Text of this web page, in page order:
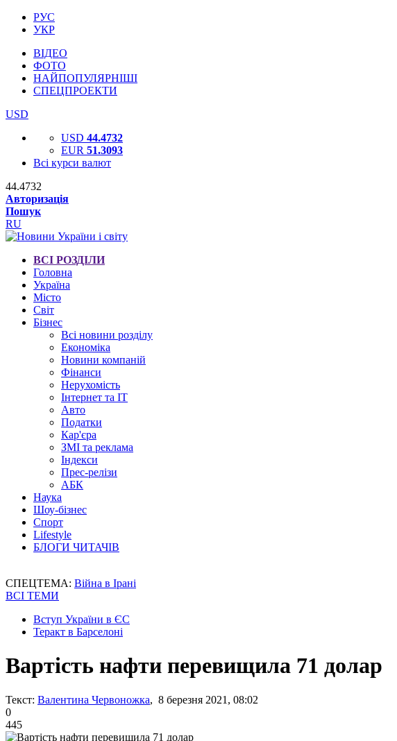
РУС
УКР
ВІДЕО
ФОТО
НАЙПОПУЛЯРНІШІ
СПЕЦПРОЕКТИ
USD
USD 44.4732
EUR 51.3093
Всі курси валют
44.4732
Авторизація
Пошук
RU
ВСІ РОЗДІЛИ
Головна
Україна
Місто
Світ
Бізнес
Всі новини розділу
Економіка
Новини компаній
Фінанси
Нерухомість
Інтернет та IT
Авто
Податки
Кар'єра
ЗМІ та реклама
Індекси
Прес-релізи
АБК
Наука
Шоу-бізнес
Спорт
Lifestyle
БЛОГИ ЧИТАЧІВ
СПЕЦТЕМА: Війна в Ірані
ВСІ ТЕМИ
Вступ України в ЄС
Теракт в Барселоні
Вартість нафти перевищила 71 долар
Текст: Валентина Червоножка, 8 березня 2021, 08:02
0
445